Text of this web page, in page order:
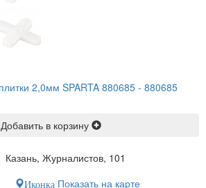
2,0мм SPARTA 880685 - 880685
Добавить в корзину
Казань, Журналистов, 101
Иконка Показать на карте